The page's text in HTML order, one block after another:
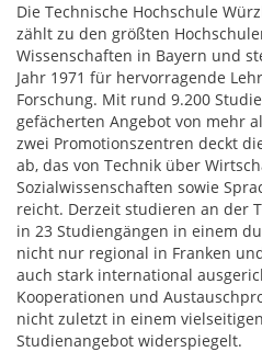
Die Technische Hochschule
zählt zu den größten
Wissenschaften in Bayern und
Jahr 1971 für hervorragende
Forschung. Mit rund 9.200
gefächerten Angebot von mehr
zwei Promotionszentren deckt
ab, das von Technik über
Sozialwissenschaften sowie
reicht. Derzeit studieren an der
in 23 Studiengängen in einem
nicht nur regional in Franken
auch stark international
Kooperationen und
nicht zuletzt in einem
Studienangebot widerspiegelt.